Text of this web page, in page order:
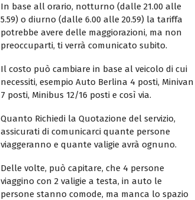
In base all orario, notturno (dalle 21.00 alle
5.59) o diurno (dalle 6.00 alle 20.59) la tariffa
potrebbe avere delle maggiorazioni, ma non
preoccuparti, ti verrà comunicato subito.
Il costo può cambiare in base al veicolo di cui
necessiti, esempio Auto Berlina 4 posti, Minivan
7 posti, Minibus 12/16 posti e così via.
Quanto Richiedi la Quotazione del servizio,
assicurati di comunicarci quante persone
viaggeranno e quante valigie avrà ognuno.
Delle volte, può capitare, che 4 persone
viaggino con 2 valigie a testa, in auto le
persone stanno comode, ma manca lo spazio